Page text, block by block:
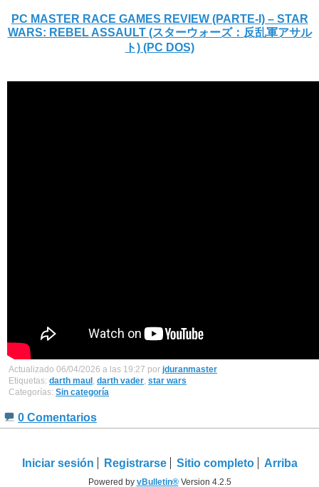
PC MASTER RACE GAMES REVIEW (PARTE-I) – STAR
WARS: REBEL ASSAULT (スターウォーズ：反乱軍アサル
ト) (PC DOS)
Actualizado 06/04/2026 a las 19:27 por jduranmaster
Etiquetas: darth maul , darth vader, star wars
Categorías: Sin categoría
0 Comentarios
Iniciar sesión Registrarse Sitio completo Arriba
Powered by vBulletin®Version 4.2.5